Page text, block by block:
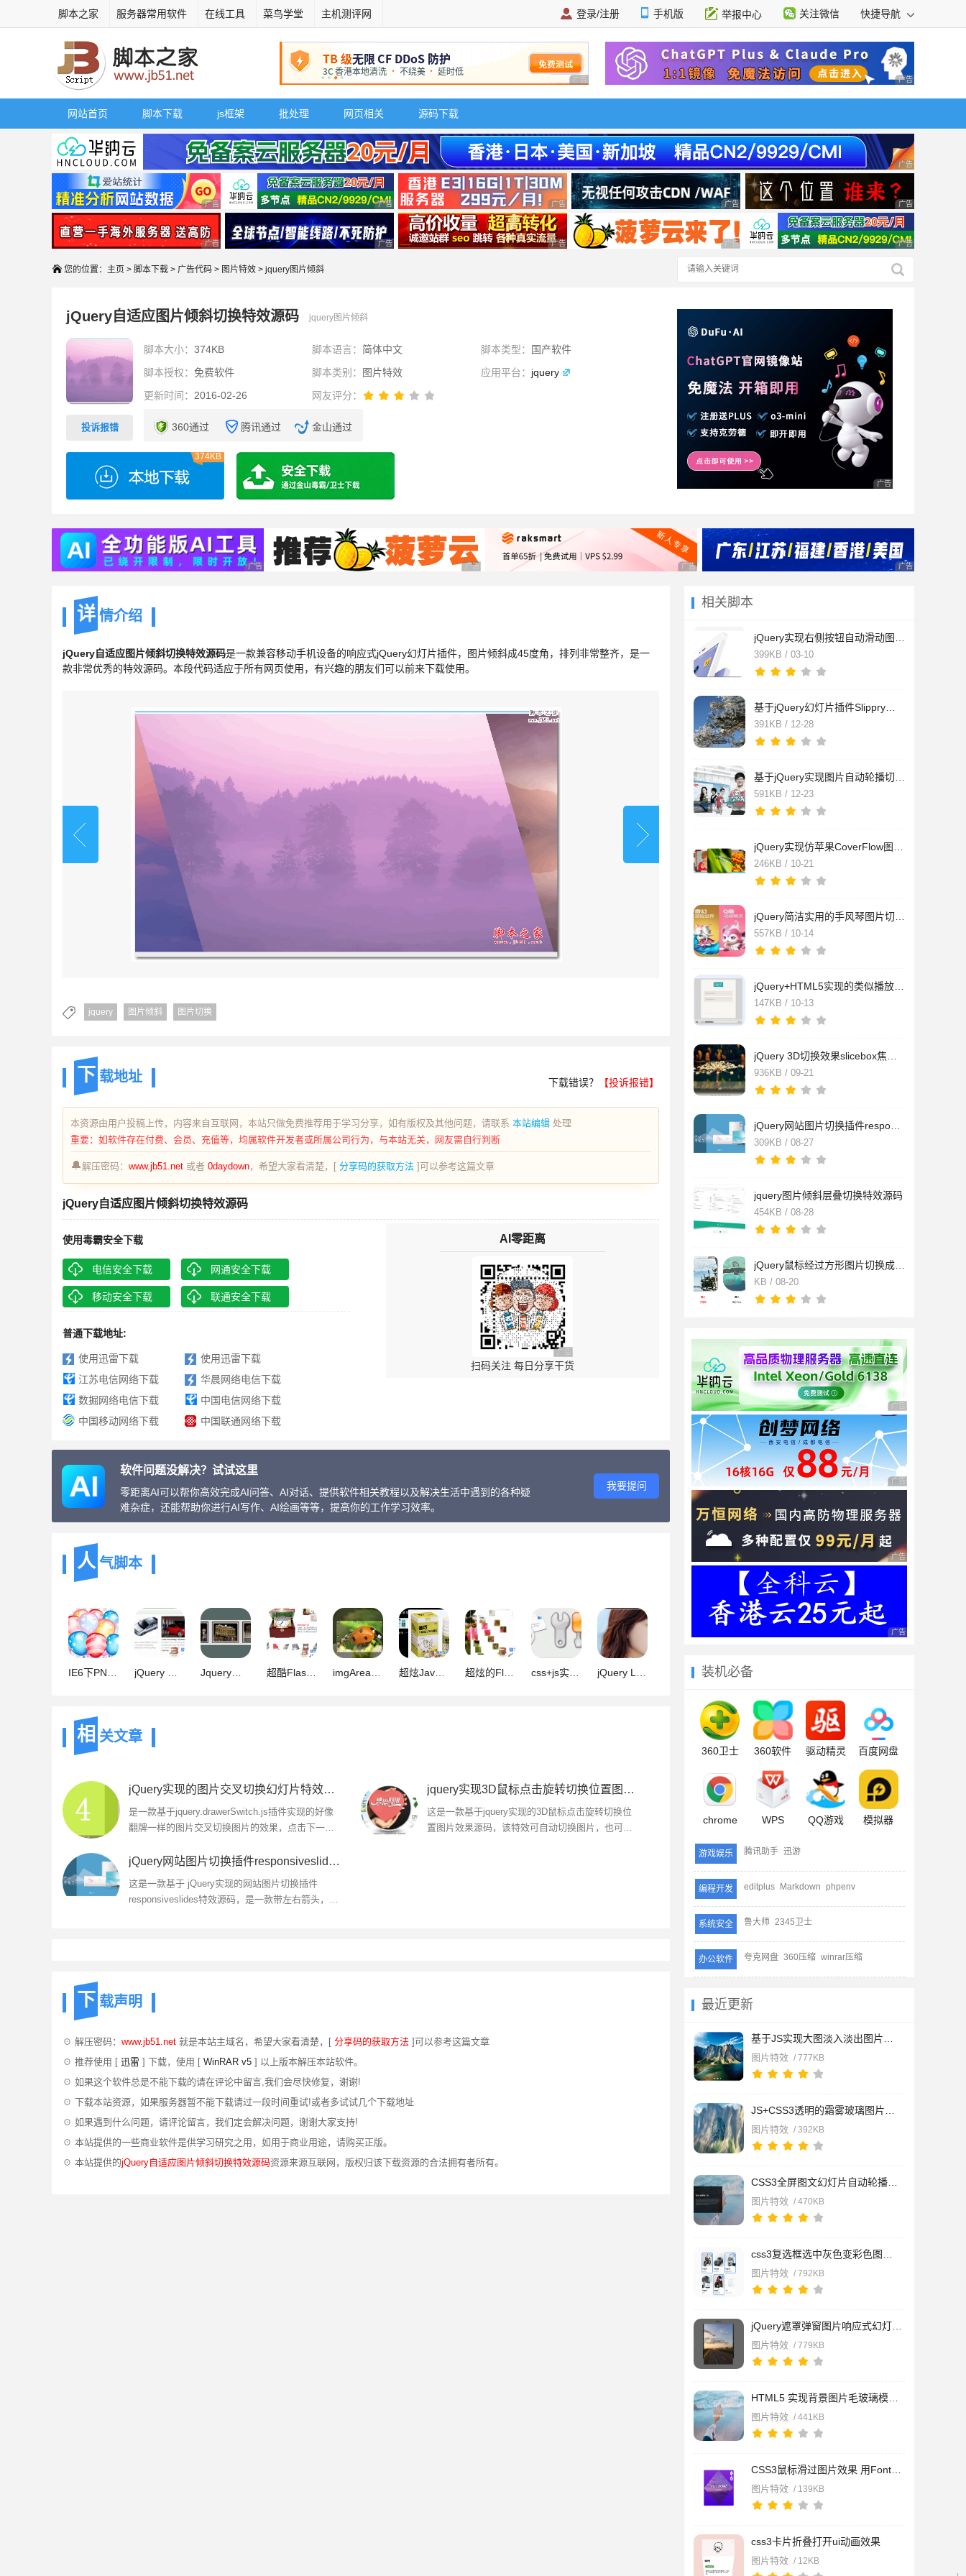
脚本之家 服务器常用软件 在线工具 菜鸟学堂 主机测评网 登录/注册 手机版 举报中心 关注微信 快捷导航
广告 商业广告，理性选择 广告 商业广告，理
网站首页 脚本下载 js框架 批处理 网页相关 源码下载
广告 商业广告，理
广告 商业广告，理性选择 广告 商业广告，理性选择 广告 商业广告，理性选择 广告 商业广告，理性选择 广告 商业广告，理
广告 商业广告，理性选择 广告 商业广告，理性选择 广告 商业广告，理性选择 广告 商业广告，理性选择 广告 商业广告，理
您的位置： 主页 > 脚本下载 > 广告代码 > 图片特效 > jquery图片倾斜
jQuery自适应图片倾斜切换特效源码 jquery图片倾斜
投诉报错
脚本大小： 374KB 脚本语言： 简体中文 脚本类型：
国产软件
脚本授权： 免费软件 脚本类别： 图片特效 应用平台： jquery
更新时间： 2016-02-26 网友评分：
360通过 腾讯通过 金山通过
374KB
广告 商业广告，理性选择
广告 商业广告，理性选择 广告 商业广告，理性选择 广告 商业广告，理性选择 广告 商业广告，理
相关脚本
399KB / 03-10
391KB / 12-28
591KB / 12-23
246KB / 10-21
557KB / 10-14
147KB / 10-13
936KB / 09-21
309KB / 08-27
jquery图片倾斜层叠切换特效源码
454KB / 08-28
KB / 08-20
广告 商业广告，理性
广告 商业广告，理性
广告 商业广告，理性
广告 商业广告，理性
装机必备
360卫士 360软件 驱动精灵 百度网盘
chrome WPS QQ游戏 模拟器
游戏娱乐 腾讯助手 迅游
编程开发 editplus Markdown phpenv
系统安全 鲁大师 2345卫士
办公软件 夸克网盘 360压缩 winrar压缩
最近更新
图片特效 / 777KB
图片特效 / 392KB
图片特效 / 470KB
图片特效 / 792KB
图片特效 / 779KB
图片特效 / 441KB
图片特效 / 139KB
css3卡片折叠打开ui动画效果
图片特效 / 12KB
详 情介绍
jQuery自适应图片倾斜切换特效源码是一款兼容移动手机设备的响应式jQuery幻灯片插件，图片倾斜成45度角，排列非常整齐，是一
款非常优秀的特效源码。本段代码适应于所有网页使用，有兴趣的朋友们可以前来下载使用。
jquery 图片倾斜 图片切换
下 载地址 下载错误？ 【投诉报错】
本资源由用户投稿上传，内容来自互联网，本站只做免费推荐用于学习分享，如有版权及其他问题，请联系 本站编辑 处理
重要：如软件存在付费、会员、充值等，均属软件开发者或所属公司行为，与本站无关，网友需自行判断
🔔解压密码： www.jb51.net 或者 0daydown，希望大家看清楚，[ 分享码的获取方法 ]可以参考这篇文章
jQuery自适应图片倾斜切换特效源码
使用毒霸安全下载
电信安全下载 网通安全下载
移动安全下载 联通安全下载
普通下载地址:
使用迅雷下载
使用迅雷下载
江苏电信网络下载
华晨网络电信下载
数掘网络电信下载
中国电信网络下载
中国移动网络下载
中国联通网络下载
AI零距离
广告 商业广告，理性选择
扫码关注 每日分享干货
软件问题没解决？试试这里
零距离AI可以帮你高效完成AI问答、AI对话、提供软件相关教程以及解决生活中遇到的各种疑
难杂症，还能帮助你进行AI写作、AI绘画等等，提高你的工作学习效率。
我要提问
人 气脚本
IE6下PNG背景透明的方法(基于iepngfix.htc) jQuery 模仿走马灯形式的图片滚动效果 Jquery图片无间断滚动插件 脚本之家特制版 超酷Flash+XML图片滚动展示含源文件 imgAreaSelect 基于jQuery的图片切割放大插件 0.94 超炫JavaScript 点击放大 图片展示 超炫的Flash图片特效及源文件 css+js实现的一个左右滚动图片的实例(有箭头) jQuery Lightbox 图片展示插件
相 关文章
jQuery实现的图片交叉切换幻灯片特效源码
是一款基于jquery.drawerSwitch.js插件实现的好像
翻牌一样的图片交叉切换图片的效果，点击下一张
片，然后消失在下一张图片的下...
jquery实现3D鼠标点击旋转切换位置图片效果源码
这是一款基于jquery实现的3D鼠标点击旋转切换位
置图片效果源码，该特效可自动切换图片，也可点
jQuery网站图片切换插件responsiveslides特效源码
这是一款基于 jQuery实现的网站图片切换插件
responsiveslides特效源码，是一款带左右箭头，索
下 载声明
☉ 解压密码： www.jb51.net 就是本站主域名，希望大家看清楚，[ 分享码的获取方法 ]可以参考这篇文章
☉ 推荐使用 [ 迅雷 ] 下载，使用 [ WinRAR v5 ] 以上版本解压本站软件。
☉ 如果这个软件总是不能下载的请在评论中留言,我们会尽快修复，谢谢!
☉ 下载本站资源，如果服务器暂不能下载请过一段时间重试!或者多试试几个下载地址
☉ 如果遇到什么问题，请评论留言，我们定会解决问题，谢谢大家支持!
☉ 本站提供的一些商业软件是供学习研究之用，如用于商业用途，请购买正版。
☉ 本站提供的jQuery自适应图片倾斜切换特效源码资源来源互联网，版权归该下载资源的合法拥有者所有。